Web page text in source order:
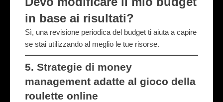
in base ai risultati?
Sì, una revisione periodica del budget ti aiuta a capire
se stai utilizzando al meglio le tue risorse.
5. Strategie di money
management adatte al gioco della
roulette online